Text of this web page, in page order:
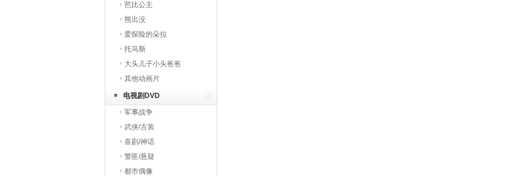
芭比公主
熊出没
爱探险的朵拉
托马斯
大头儿子小头爸爸
其他动画片
电视剧DVD
军事战争
武侠/古装
喜剧/神话
警匪/悬疑
都市偶像